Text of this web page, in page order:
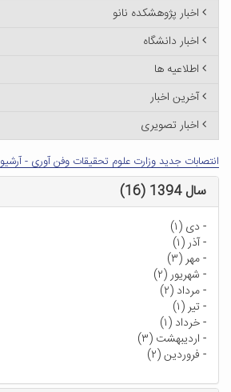
اخبار پژوهشکده نانو
اخبار دانشگاه
اطلاعیه ها
آخرین اخبار
اخبار تصویری
انتصابات جدید وزارت علوم تحقیقات وفن آوری - آرشیو
سال 1394 (16)
- دی (۱)
-آذر (۱)
-مهر (۳)
- شهریور (۲)
-مرداد (۲)
-تیر (۱)
-خرداد (۱)
- اردیبهشت (۳)
- فروردین (۲)